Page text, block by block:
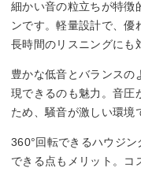
細かい音の粒立ちが特徴
ンです。軽量設計で、優
長時間のリスニングにも
豊かな低音とバランスの
現できるのも魅力。音圧
ため、騒音が激しい環境
360°回転できるハウジ
できる点もメリット。コ